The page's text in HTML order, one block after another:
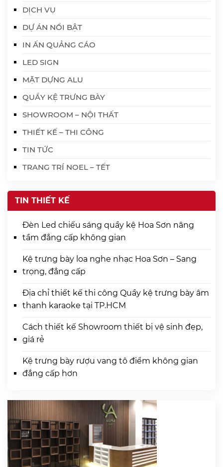
DỊCH VỤ
DỰ ÁN NỔI BẬT
IN ẤN QUẢNG CÁO
LED SIGN
MẶT DỰNG ALU
QUẦY KỆ TRƯNG BÀY
SHOWROOM – NỘI THẤT
THIẾT KẾ – THI CÔNG
TIN TỨC
TRANG TRÍ NOEL – TẾT
TIN THIẾT KẾ
Đèn Led chiếu sáng quầy kệ Hoa Sơn nâng
tầm đẳng cấp không gian
Kệ trưng bày loa nghe nhạc Hoa Sơn – Sang
trọng, đẳng cấp
Địa chỉ thiết kế thi công Quầy kệ trưng bày âm
thanh karaoke tại TP.HCM
Cách thiết kế Showroom thiết bị vệ sinh đẹp,
giá rẻ
Kệ trưng bày rượu vang tô điểm không gian
đẳng cấp hơn